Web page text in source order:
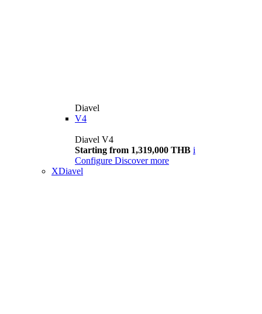
Diavel
V4
Diavel V4
Starting from 1,319,000 THB i
Configure Discover more
XDiavel